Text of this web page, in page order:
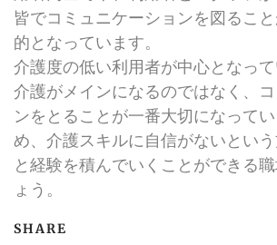
皆でコミュニケーションを図るこ
的となっています。
介護度の低い利用者が中心となっ
介護がメインになるのではなく、
ンをとることが一番大切になって
め、介護スキルに自信がないとい
と経験を積んでいくことができる
ょう。
SHARE